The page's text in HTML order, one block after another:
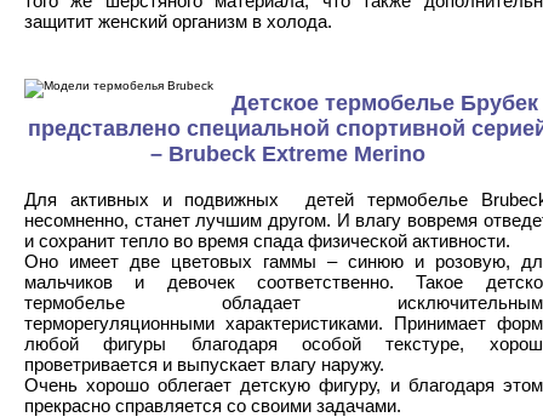
защитит женский организм в холода.
Детское термобелье Брубек
представлено специальной спортивной
– Brubeck Extreme Merino
Для активных и подвижных детей термобелье
несомненно, станет лучшим другом. И влагу вовремя
и сохранит тепло во время спада физической активности.
Оно имеет две цветовых гаммы – синюю и розовую,
мальчиков и девочек соответственно. Такое
термобелье обладает
терморегуляционными характеристиками. Принимает
любой фигуры благодаря особой текстуре,
проветривается и выпускает влагу наружу.
Очень хорошо облегает детскую фигуру, и благодаря
прекрасно справляется со своими задачами.